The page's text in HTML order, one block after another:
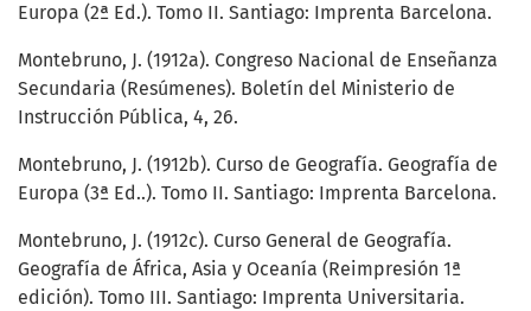
Europa (2ª Ed.). Tomo II. Santiago: Imprenta Barcelona.
Montebruno, J. (1912a). Congreso Nacional de Enseñanza
Secundaria (Resúmenes). Boletín del Ministerio de
Instrucción Pública, 4, 26.
Montebruno, J. (1912b). Curso de Geografía. Geografía de
Europa (3ª Ed..). Tomo II. Santiago: Imprenta Barcelona.
Montebruno, J. (1912c). Curso General de Geografía.
Geografía de África, Asia y Oceanía (Reimpresión 1ª
edición). Tomo III. Santiago: Imprenta Universitaria.